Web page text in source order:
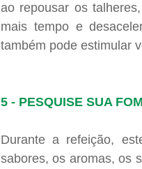
ao repousar os
mais tempo e
também pode estimular
5 - PESQUISE SUA
Durante a refeição,
sabores, os aromas, os